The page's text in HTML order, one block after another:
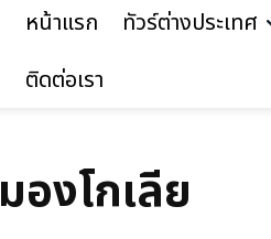
หน้าแรก ทัวร์ต่างประเทศ
ติดต่อเรา
มองโกเลีย